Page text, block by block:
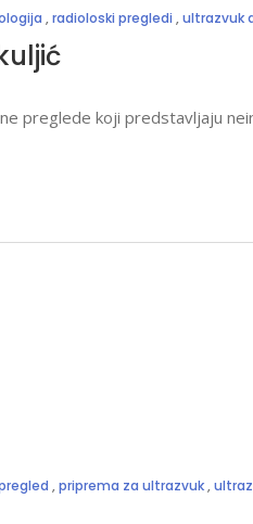
,radioloski pregledi ,ultrazvuk
preglede koji predstavljaju
,priprema za ultrazvuk,